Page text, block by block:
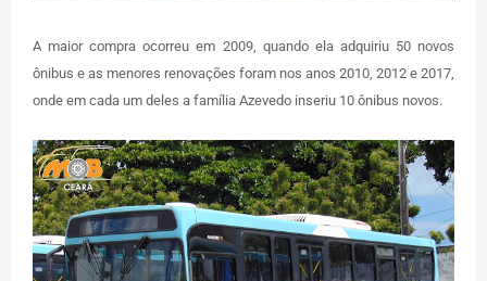
A maior compra ocorreu em 2009, quando ela adquiriu 50 novos
ônibus e as menores renovações foram nos anos 2010, 2012 e 2017,
onde em cada um deles a família Azevedo inseriu 10 ônibus novos.